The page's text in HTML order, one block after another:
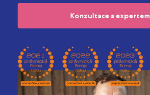
Konzultace s expertem